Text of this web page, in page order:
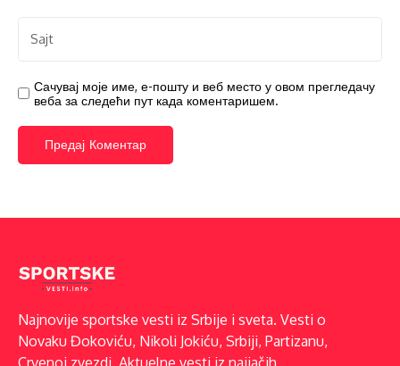
Сачувај моје име, е-пошту и веб место у овом прегледачу
веба за следећи пут када коментаришем.
Najnovije sportske vesti iz Srbije i sveta. Vesti o
Novaku Đokoviću, Nikoli Jokiću, Srbiji, Partizanu,
Crvenoj zvezdi. Aktuelne vesti iz najjačih